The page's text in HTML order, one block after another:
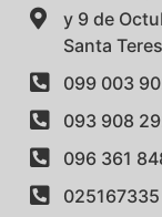
y 9 de
Santa
099 003
093 908
096 361
025167335